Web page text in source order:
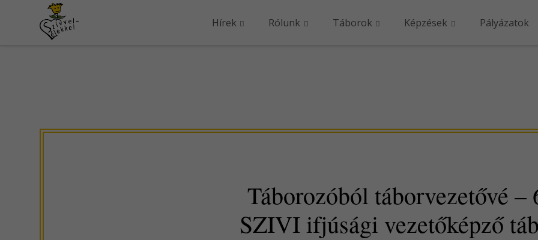
Hírek Rólunk Táborok Képzések Pályázatok
Táborozóból táborvezetővé –
SZIVI ifjúsági vezetőképző